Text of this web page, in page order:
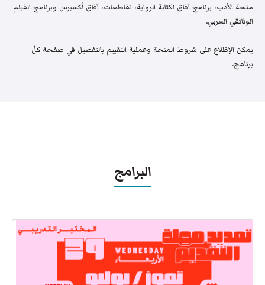
منحة الأدب، برنامج آفاق لكتابة الرواية، تقاطعات، آفاق أكسبرس وبرنامج الفيلم
الوثائقي العربي.
يمكن الإطّلاع على شروط المنحة وعملية التقييم بالتفصيل في صفحة كلّ
برنامج.
البرامج